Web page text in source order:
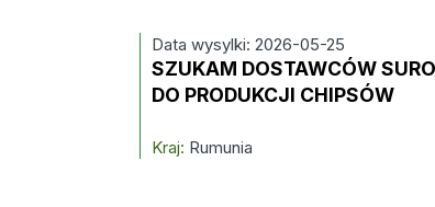
Data wysylki: 2026-05-25
SZUKAM DOSTAWCÓW
DO PRODUKCJI CHIPSÓW
Kraj: Rumunia